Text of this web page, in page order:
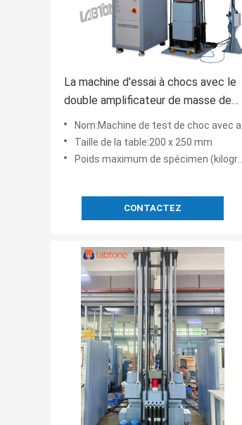
La machine d'essai à chocs avec le
double amplificateur de masse de
choc exécutent le demi sinus
10000G 0.2ms
Nom:Machine de test de choc avec amplificateur de choc à double masse Perform Half sine 10000G 0.2ms
Taille de la table:200 x 250 mm
Poids maximum de spécimen (kilogrammes):10
CONTACTEZ